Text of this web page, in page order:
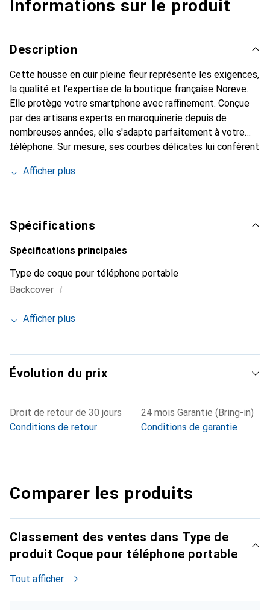
Informations sur le produit
Description
Cette housse en cuir pleine fleur représente les exigences,
la qualité et l'expertise de la boutique française Noreve.
Elle protège votre smartphone avec raffinement. Conçue
par des artisans experts en maroquinerie depuis de
nombreuses années, elle s'adapte parfaitement à votre
téléphone. Sur mesure, ses courbes délicates lui confèrent
et indispensable de votre smartphone. Reconnaître
marque Noreve est un choix sûr pour une clientèle
exigeante.
Afficher plus
Spécifications
Spécifications principales
Type de coque pour téléphone portable
Backcover i
Afficher plus
Évolution du prix
Droit de retour de 30 jours
Conditions de retour
24 mois Garantie (Bring-in)
Conditions de garantie
Comparer les produits
Classement des ventes dans Type de
produit Coque pour téléphone portable
Tout afficher